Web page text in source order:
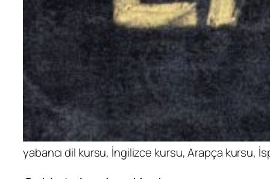
yabancı dil kursu, İngilizce kursu, Arapça kursu,